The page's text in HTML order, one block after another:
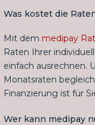
Was kostet die
Mit dem medipay
Raten Ihrer
einfach ausrechnen.
Monatsraten
Finanzierung ist für
Wer kann medipay